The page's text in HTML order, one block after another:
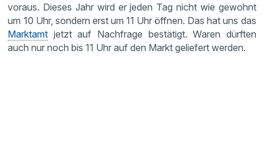
voraus. Dieses Jahr wird er jeden Tag nicht wie gewohnt
um 10 Uhr, sondern erst um 11 Uhr öffnen. Das hat uns das
Marktamt jetzt auf Nachfrage bestätigt. Waren dürften
auch nur noch bis 11 Uhr auf den Markt geliefert werden.